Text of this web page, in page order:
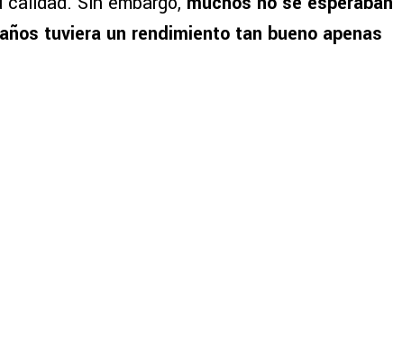
tuviera un rendimiento tan bueno apenas